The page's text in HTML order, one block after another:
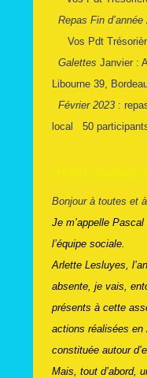
Repas Fin d’année
Vos Pdt
Galettes Janvier :
Libourne 39,
Février 2023:
local 50
Bonjour à toutes et
Je m’appelle
l’équipe sociale.
Arlette Lesluyes,
absente, je vais,
présents à cette
actions réalisées en
constituée autour
Mais, tout d’abord,